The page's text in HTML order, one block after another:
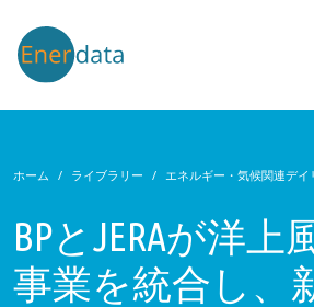
ホーム ライブラリー エネルギー・気候関連デイ
BPとJERAが洋上
事業を統合し、